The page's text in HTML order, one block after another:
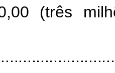
(três mil